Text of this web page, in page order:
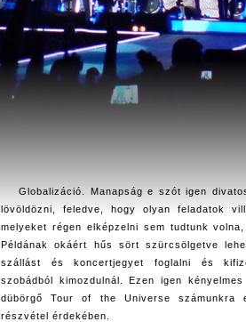
Globalizáció. Manapság e szót igen
lövöldözni, feledve, hogy olyan feladatok
melyeket régen elképzelni sem tudtunk
Példának okáért hűs sört szürcsölgetve
szállást és koncertjegyet foglalni és
szobádból kimozdulnál. Ezen igen
dübörgő Tour of the Universe számunkra
részvétel érdekében.